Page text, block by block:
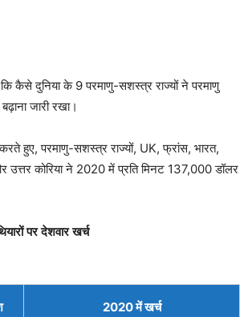
है कि कैसे दुनिया के 9 परमाणु-सशस्त्र राज्यों ने परमाणु
जारी रखा।
हुए, परमाणु-सशस्त्र राज्यों, UK, फ्रांस, भारत,
उत्तर कोरिया ने 2020 में प्रति मिनट 137,000 डॉलर
पर देशवार खर्च
2020मेंखर्च